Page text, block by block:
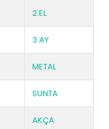
2.EL
3 AY
METAL
SUNTA
AKÇA